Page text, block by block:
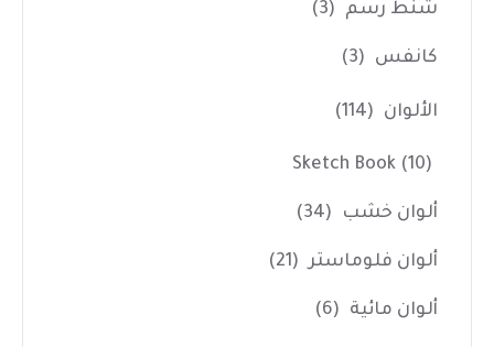
شنط رسم (3)
كانفس (3)
الألوان (114)
Sketch Book (10)
ألوان خشب (34)
ألوان فلوماستر (21)
ألوان مائية (6)